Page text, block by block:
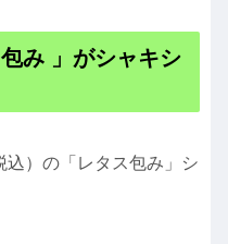
み 」がシャキシ
）の「レタス包み」シ